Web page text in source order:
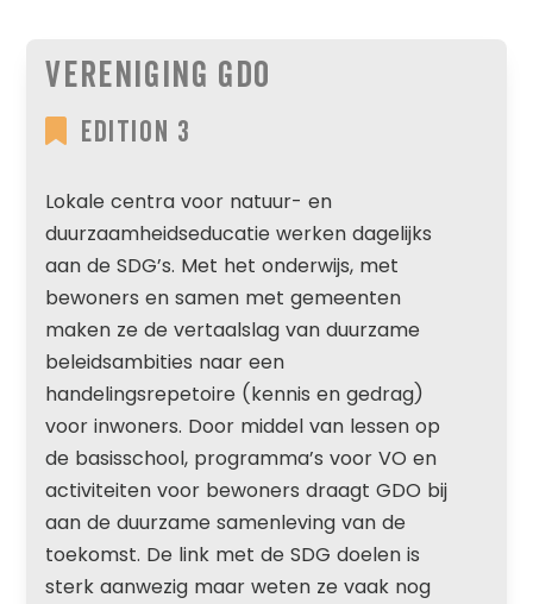
Vereniging GDO
Edition 3
Lokale centra voor natuur- en
duurzaamheidseducatie werken dagelijks
aan de SDG’s. Met het onderwijs, met
bewoners en samen met gemeenten
maken ze de vertaalslag van duurzame
beleidsambities naar een
handelingsrepetoire (kennis en gedrag)
voor inwoners. Door middel van lessen op
de basisschool, programma’s voor VO en
activiteiten voor bewoners draagt GDO bij
aan de duurzame samenleving van de
toekomst. De link met de SDG doelen is
sterk aanwezig maar weten ze vaak nog